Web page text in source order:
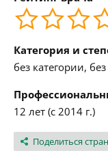
Категория и
без категории,
12 лет (с 2014 г.)
Поделиться